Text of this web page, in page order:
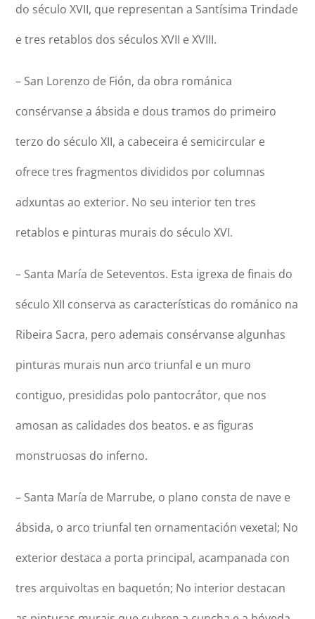
do século XVII, que representan a Santísima Trindade
e tres retablos dos séculos XVII e XVIII.
– San Lorenzo de Fión, da obra románica
consérvanse a ábsida e dous tramos do primeiro
terzo do século XII, a cabeceira é semicircular e
ofrece tres fragmentos divididos por columnas
adxuntas ao exterior. No seu interior ten tres
retablos e pinturas murais do século XVI.
– Santa María de Seteventos. Esta igrexa de finais do
século XII conserva as características do románico na
Ribeira Sacra, pero ademais consérvanse algunhas
pinturas murais nun arco triunfal e un muro
contiguo, presididas polo pantocrátor, que nos
amosan as calidades dos beatos. e as figuras
monstruosas do inferno.
– Santa María de Marrube, o plano consta de nave e
ábsida, o arco triunfal ten ornamentación vexetal; No
exterior destaca a porta principal, acampanada con
tres arquivoltas en baquetón; No interior destacan